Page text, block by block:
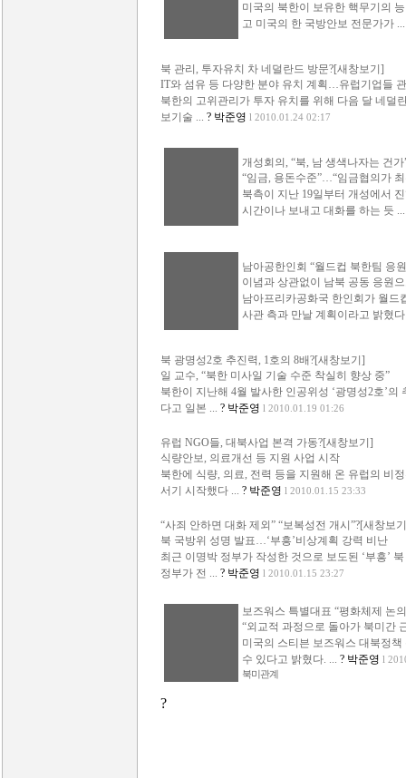
미국의 북한이 보유한 핵무기의
고 미국의 한 국방안보 전문가가 ...
북 관리, 투자유치 차 네덜란드 방문?[새창보기]
IT와 섬유 등 다양한 분야 유치 계획…유럽기업들
북한의 고위관리가 투자 유치를 위해 다음 달 네덜
보기술 ... ? 박준영 l 2010.01.24 02:17
개성회의, “북, 남 생색나자는 건
“임금, 용돈수준”…“임금협의가
북측이 지난 19일부터 개성에서
시간이나 보내고 대화를 하는 듯 ...
남아공한인회 “월드컵 북한팀 응
이념과 상관없이 남북 공동 응원
남아프리카공화국 한인회가 월드
사관 측과 만날 계획이라고 밝혔
북 광명성2호 추진력, 1호의 8배?[새창보기]
일 교수, “북한 미사일 기술 수준 착실히 향상 중”
북한이 지난해 4월 발사한 인공위성 ‘광명성2호’
다고 일본 ... ? 박준영 l 2010.01.19 01:26
유럽 NGO들, 대북사업 본격 가동?[새창보기]
식량안보, 의료개선 등 지원 사업 시작
북한에 식량, 의료, 전력 등을 지원해 온 유럽의 비
서기 시작했다 ... ? 박준영 l 2010.01.15 23:33
“사죄 안하면 대화 제외” “보복성전 개시”?[새창보
북 국방위 성명 발표…‘부흥’비상계획 강력 비난
최근 이명박 정부가 작성한 것으로 보도된 ‘부흥’
정부가 전 ... ? 박준영 l 2010.01.15 23:27
보즈워스 특별대표 “평화체제 논
“외교적 과정으로 돌아가 북미간
미국의 스티븐 보즈워스 대북정
수 있다고 밝혔다. ... ? 박준영 l
북미관계
?